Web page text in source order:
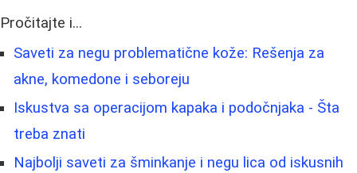
Pročitajte i...
Saveti za negu problematične kože: Rešenja za
akne, komedone i seboreju
Iskustva sa operacijom kapaka i podočnjaka - Šta
treba znati
Najbolji saveti za šminkanje i negu lica od iskusnih